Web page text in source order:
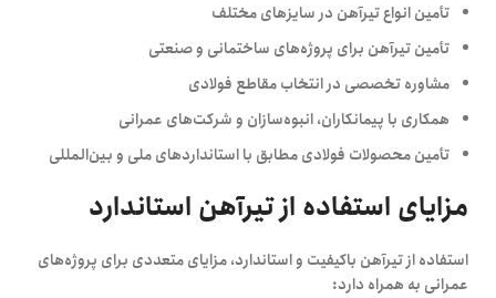
تأمین انواع تیرآهن در سایزهای مختلف
تأمین تیرآهن برای پروژه‌های ساختمانی و صنعتی
مشاوره تخصصی در انتخاب مقاطع فولادی
همکاری با پیمانکاران، انبوه‌سازان و شرکت‌های عمرانی
تأمین محصولات فولادی مطابق با استانداردهای ملی و بین‌المللی
مزایای استفاده از تیرآهن استاندارد
استفاده از تیرآهن باکیفیت و استاندارد، مزایای متعددی برای پروژه‌های
عمرانی به همراه دارد: